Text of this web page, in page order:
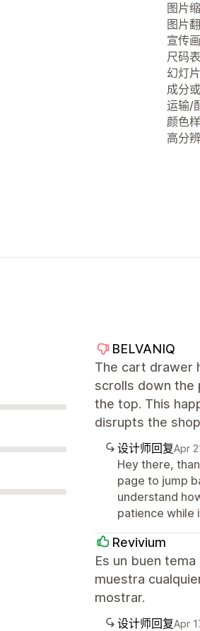
图片
图片
宣传
尺码表
幻灯片
成分
运输/
颜色
高分
BELVANIQ
The cart drawer
scrolls down the
the top. This
disrupts the
设计师回复Apr
Hey there,
page to jump
understand
patience while
Revivium
Es un buen
muestra
mostrar.
设计师回复Apr